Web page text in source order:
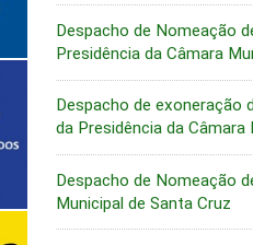
Despacho de Nomeação
Presidência da Câmara
Despacho de exoneração
da Presidência da
Despacho de Nomeação
Municipal de Santa Cruz